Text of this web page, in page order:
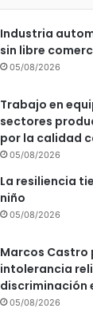
Industria
sin libre
05/08/2026
Trabajo en
sectores
por la calidad
05/08/2026
La resiliencia
niño
05/08/2026
Marcos
intolerancia
discriminación
05/08/2026